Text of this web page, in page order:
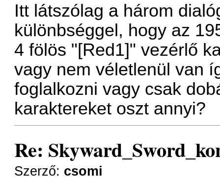
Itt látszólag a három
különbséggel, hogy az
4 fölös "[Red1]" vezérlő
vagy nem véletlenül van
foglalkozni vagy csak
karaktereket oszt annyi?
Re:
Szerző: csomi